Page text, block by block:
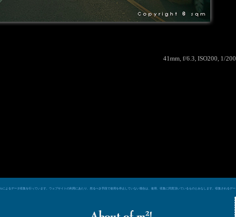
41mm, f/6.3, ISO200, 1/
によるデータ収集を行っています。ウェブサイトの利用にあたり、然るべき手段で使用を停止していない場合は、使用、収集に同意頂いているものとみなします。収集されるデー